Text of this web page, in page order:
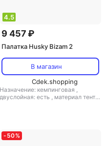
4.5
9 457 ₽
Палатка Husky Bizam 2
В магазин
Cdek.shopping
Назначение: кемпинговая ,
двуслойная: есть , материал тента:
- 50%